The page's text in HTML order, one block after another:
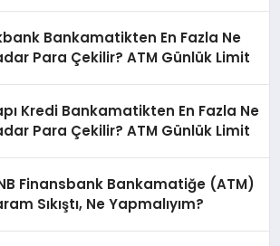
Bankamatikten En Fazla Ne
Para Çekilir? ATM Günlük Limit
Kredi Bankamatikten En Fazla Ne
Para Çekilir? ATM Günlük Limit
Finansbank Bankamatiğe (ATM)
Sıkıştı, Ne Yapmalıyım?